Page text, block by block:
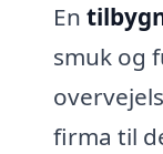
En
smuk og
firma til